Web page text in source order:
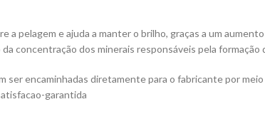
a pelagem e ajuda a manter o brilho, graças a um
concentração dos minerais responsáveis pela formação
encaminhadas diretamente para o fabricante por
garantida